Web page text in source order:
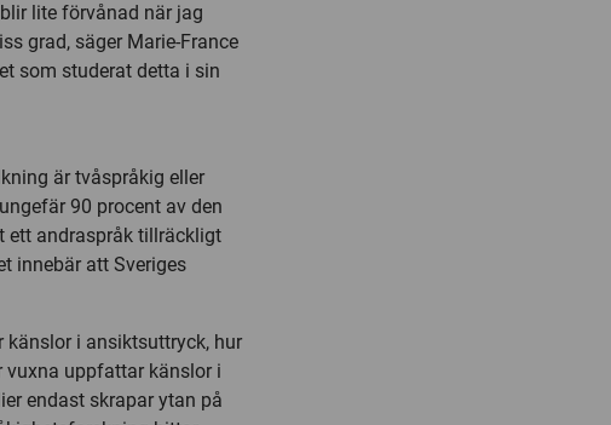
lite förvånad när jag
grad, säger Marie-France
som studerat detta i sin
är tvåspråkig eller
90 procent av den
ett andraspråk tillräckligt
innebär att Sveriges
i ansiktsuttryck, hur
vuxna uppfattar känslor i
endast skrapar ytan på